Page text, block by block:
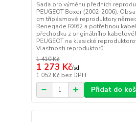
Sada pro výměnu předních
PEUGEOT Boxer (2002-2006).
cm třípásmové reproduktory
Renegade RX62 a potřebnou
přechodku z originálního
PEUGEOT na klasické
Vlastnosti reproduktorů ...
1 410 Kč
1 273 Kč/sd
1 052 Kč bez DPH
Přidat do